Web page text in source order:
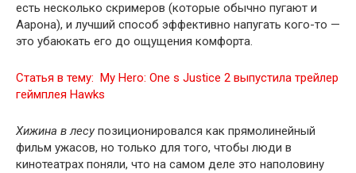
есть несколько скримеров (которые обычно пугают и
Аарона), и лучший способ эффективно напугать кого-то —
это убаюкать его до ощущения комфорта.
Статья в тему: My Hero: One s Justice 2 выпустила трейлер
геймплея Hawks
Хижина в лесупозиционировался как прямолинейный
фильм ужасов, но только для того, чтобы люди в
кинотеатрах поняли, что на самом деле это наполовину